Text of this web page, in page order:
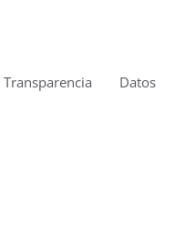
Transparencia Datos